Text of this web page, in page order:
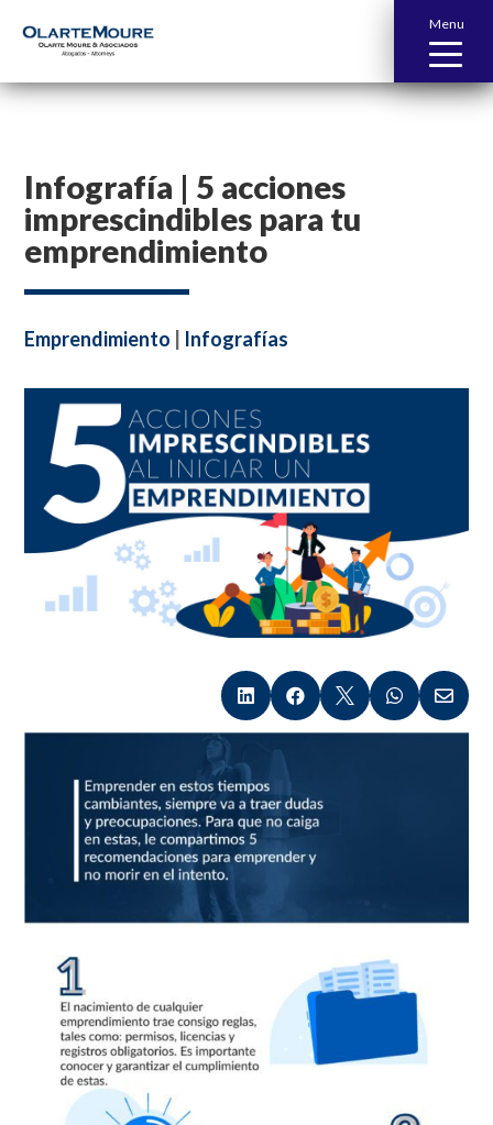
Menu
Infografía | 5 acciones
imprescindibles para tu
emprendimiento
Emprendimiento Infografías
    